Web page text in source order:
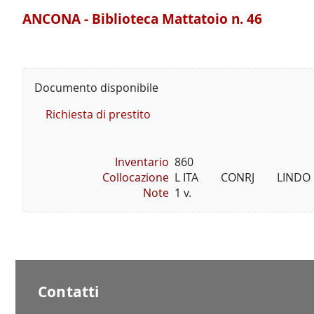
ANCONA - Biblioteca Mattatoio n. 46
Documento disponibile
Richiesta di prestito
Inventario 860
Collocazione L ITA        CONRJ        LINDO
Note 1 v.
Contatti